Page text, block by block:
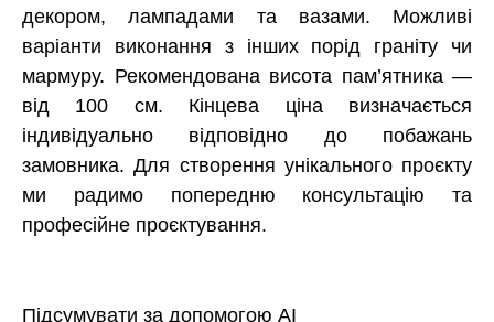
декором, лампадами та вазами. Можливі
варіанти виконання з інших порід граніту чи
мармуру. Рекомендована висота пам’ятника —
від 100 см. Кінцева ціна визначається
індивідуально відповідно до побажань
замовника. Для створення унікального проєкту
ми радимо попередню консультацію та
професійне проєктування.
Підсумувати за допомогою AI